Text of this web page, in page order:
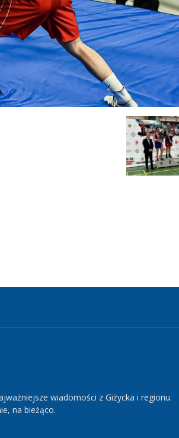
wiadomości z Giżycka i regionu.
na bieżąco.